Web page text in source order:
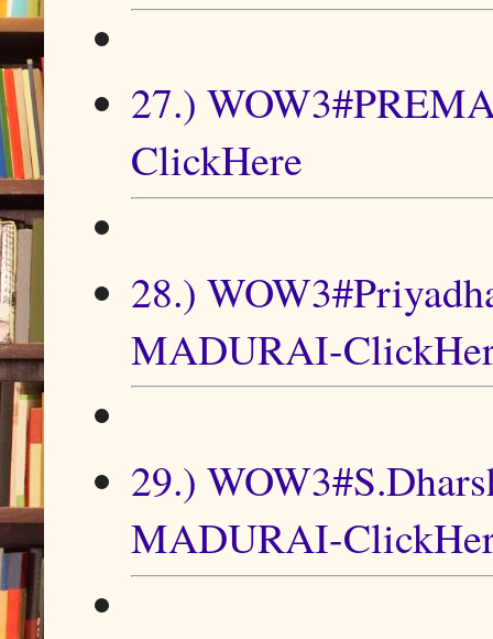
27.)
ClickHere
28.)
MADURAI-
29.)
MADURAI-